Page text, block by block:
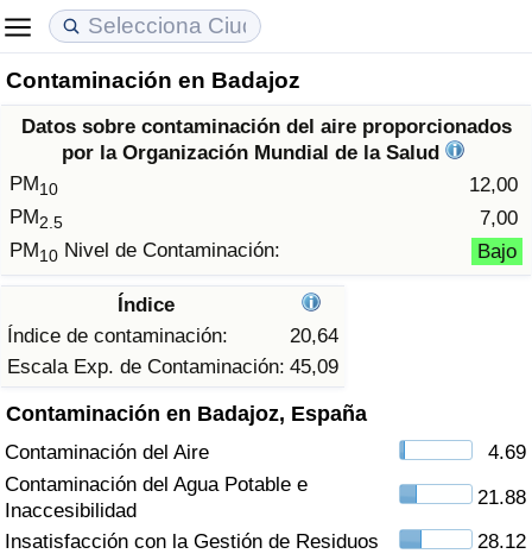
Contaminación en Badajoz
Datos sobre contaminación del aire proporcionados
por la Organización Mundial de la Salud
PM10
12,00
PM2.5
7,00
PM10 Nivel de Contaminación: Bajo
Índice
Índice de contaminación:
20,64
Escala Exp. de Contaminación: 45,09
Contaminación en Badajoz, España
Contaminación del Aire
4.69
Contaminación del Agua Potable e
Inaccesibilidad
21.88
Insatisfacción con la Gestión de Residuos
28.12
Coste de vida
Índice de Costo de Vida (Actual)
Índice de Costo de Vida
en aqaba
Precios de las propiedades
Índice de Precios de Inmuebles (Actual)
Índice de Precios de Inmuebles
Calidad de Vida
Índice de Calidad de Vida
Índice de Calidad de Vida (Actual)
Delincuencia
Calificación del Índice de Criminalidad
(Actual)
Índice de Criminalidad
Índice de criminalidad por país